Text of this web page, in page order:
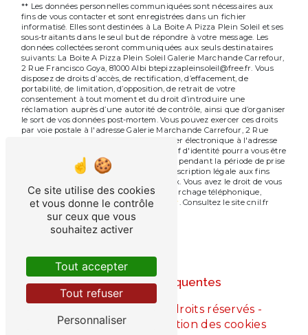
** Les données personnelles communiquées sont nécessaires aux
fins de vous contacter et sont enregistrées dans un fichier
informatisé. Elles sont destinées à La Boite A Pizza Plein Soleil et ses
sous-traitants dans le seul but de répondre à votre message. Les
données collectées seront communiquées aux seuls destinataires
suivants: La Boite A Pizza Plein Soleil Galerie Marchande Carrefour,
2 Rue Francisco Goya, 81000 Albi btepizzapleinsoleil@free.fr. Vous
disposez de droits d’accès, de rectification, d’effacement, de
portabilité, de limitation, d’opposition, de retrait de votre
consentement à tout moment et du droit d’introduire une
réclamation auprès d’une autorité de contrôle, ainsi que d’organiser
le sort de vos données post-mortem. Vous pouvez exercer ces droits
par voie postale à l'adresse Galerie Marchande Carrefour, 2 Rue
Francisco Goya, 81000 Albi ou par courrier électronique à l'adresse
btepizzapleinsoleil@free.fr. Un justificatif d'identité pourra vous être
demandé. Nous conservons vos données pendant la période de prise
de contact puis pendant la durée de prescription légale aux fins
probatoires et de gestion des contentieux. Vous avez le droit de vous
inscrire sur la liste d'opposition au démarchage téléphonique,
disponible à cette adresse:Bloctel.gouv.fr. Consultez le site cnil.fr
pour plus d’informations sur vos droits.
Recherches fréquentes
- 2026 - Tous droits réservés -
Mentions légales
Gestion des cookies
Ce site utilise des cookies
et vous donne le contrôle
sur ceux que vous
souhaitez activer
Tout accepter
Tout refuser
Personnaliser